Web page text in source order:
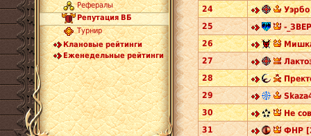
Рефералы
Репутация ВБ
Турнир
Клановые рейтинги
Еженедельные рейтинги
24
25
-
26
27
28
29
30
Не
31
ФНР